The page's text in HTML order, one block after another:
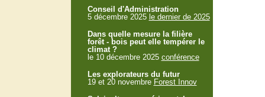
Conseil d'Administration
5 décembre 2025 le dernier de 2025
Dans quelle mesure la filière
forêt - bois peut elle tempérer le
climat ?
le 10 décembre 2025 conférence
Les explorateurs du futur
19 et 20 novembre Forest Innov